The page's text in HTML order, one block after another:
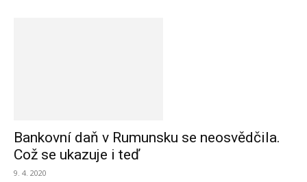
Bankovní daň v Rumunsku se neosvědčila.
Což se ukazuje i teď
9. 4. 2020